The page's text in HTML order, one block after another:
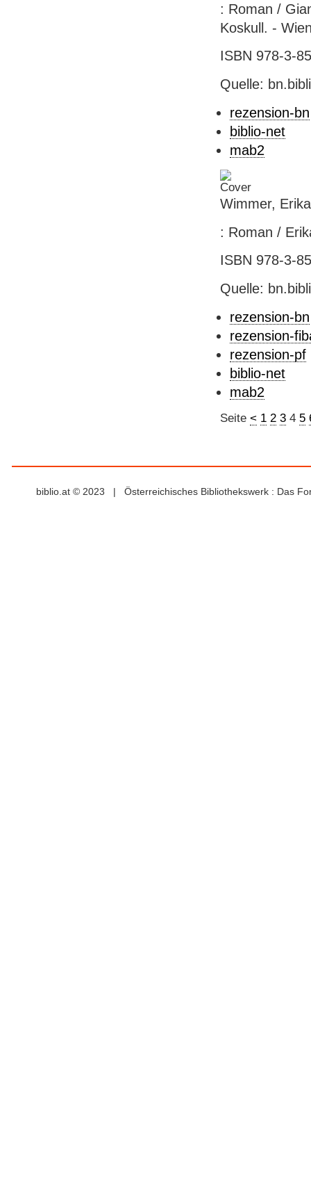
: Roman /
Koskull. -
ISBN 978-3-
Quelle:
rezension-bn
biblio-net
mab2
Wimmer,
: Roman /
ISBN 978-3-
Quelle:
rezension-bn
rezension-
rezension-pf
biblio-net
mab2
Seite < 1 2 3 4 5
biblio.at © 2023 | Österreichisches Bibliothekswerk : Das